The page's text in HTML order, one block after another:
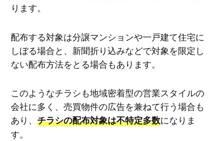
ります。
配布する対象は分譲マンションや一戸建て住宅に
しぼる場合と、新聞折り込みなどで対象を限定し
ない配布方法をとる場合もあります。
このようなチラシも地域密着型の営業スタイルの
会社に多く、売買物件の広告を兼ねて行う場合も
あり、 チラシの配布対象は不特定多数になりま
す。